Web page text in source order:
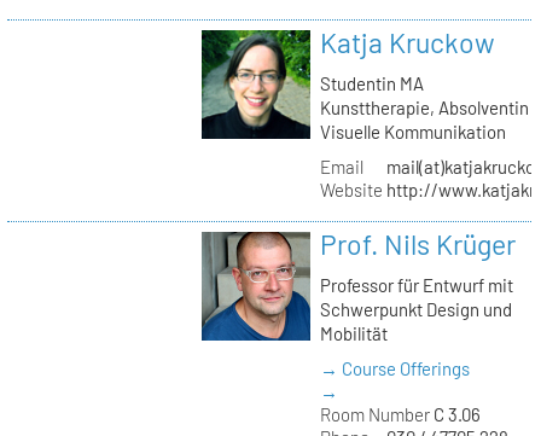
Katja Kruckow
Studentin MA
Kunsttherapie, Absolventin
Visuelle Kommunikation
Email
Website http://
Prof. Nils Krüger
Professor für Entwurf mit
Schwerpunkt Design und
Mobilität
→ Course Offerings
→
Room NumberC 3.06